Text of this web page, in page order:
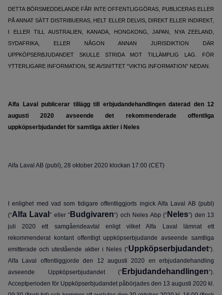
DETTA BÖRSMEDDELANDE FÅR INTE OFFENTLIGGÖRAS, PUBLICERAS ELLER
PÅ ANNAT SÄTT DISTRIBUERAS, HELT ELLER DELVIS, DIREKT ELLER INDIREKT,
I ELLER TILL AUSTRALIEN, KANADA, HONGKONG, JAPAN, NYA ZEELAND,
SYDAFRIKA, ELLER NÅGON ANNAN JURISDIKTION DÄR
UPPKÖPSERBJUDANDET SKULLE STRIDA MOT TILLÄMPLIG LAG. FÖR
YTTERLIGARE INFORMATION, SE AVSNITTET ”VIKTIG INFORMATION” NEDAN.
Alfa Laval publicerar tillägg till erbjudandehandlingen daterad den 12
augusti 2020 avseende det rekommenderade offentliga
uppköpserbjudandet för samtliga aktier i Neles
Alfa Laval AB (publ), 28 oktober 2020 klockan 17:00 (CET)
I enlighet med vad som tidigare offentliggjorts ingick Alfa Laval AB (publ)
(“Alfa Laval” eller ” Budgivaren”) och Neles Abp (“ Neles”) den 13
juli 2020 ett samgåendeavtal enligt vilket Alfa Laval lämnat ett
rekommenderat kontant offentligt uppköpserbjudande avseende samtliga
emitterade och utestående aktier i Neles (“Uppköpserbjudandet”).
Alfa Laval offentliggjorde den 12 augusti 2020 en erbjudandehandling
avseende Uppköpserbjudandet (” Erbjudandehandlingen”).
Acceptperioden för Uppköpserbjudandet påbörjades den 13 augusti 2020 kl.